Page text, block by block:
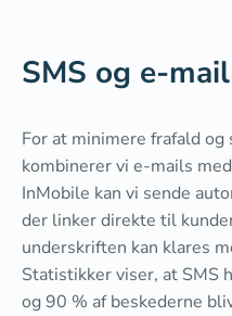
SMS og e-
For at minimere frafald
kombinerer vi e-mails
InMobile kan vi sende
der linker direkte til
underskriften kan klares
Statistikker viser, at SMS
og 90 % af beskederne